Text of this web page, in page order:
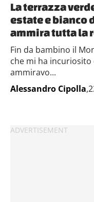
La terrazza
estate e bianco
ammira tutta la
Fin da bambino il
che mi ha incuriosito
ammiravo...
Alessandro Cipolla